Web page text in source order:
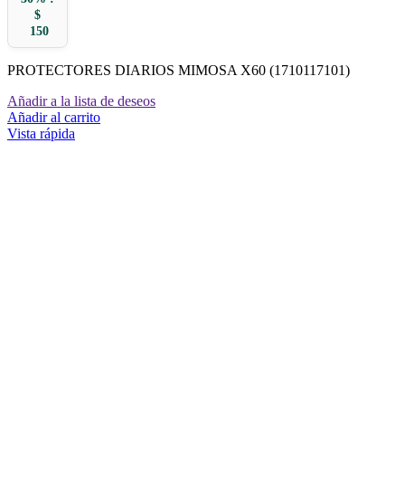
$
150
PROTECTORES DIARIOS MIMOSA X60 (1710117101)
Añadir a la lista de deseos
Añadir al carrito
Vista rápida